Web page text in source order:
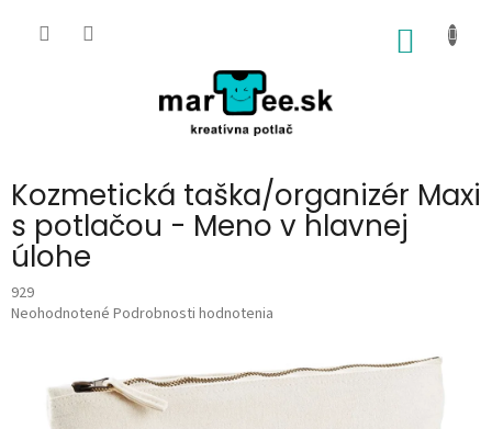
Kozmetická taška/organizér Maxi
s potlačou - Meno v hlavnej
úlohe
929
Priemerné
Neohodnotené Podrobnosti hodnotenia